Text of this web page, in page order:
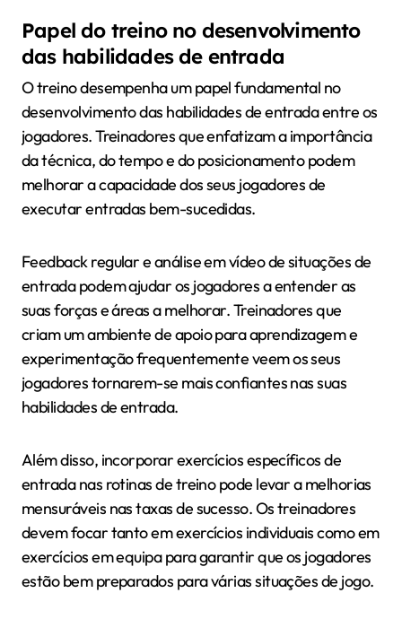
Papel do treino no desenvolvimento
das habilidades de entrada
O treino desempenha um papel fundamental no
desenvolvimento das habilidades de entrada entre os
jogadores. Treinadores que enfatizam a importância
da técnica, do tempo e do posicionamento podem
melhorar a capacidade dos seus jogadores de
executar entradas bem-sucedidas.
Feedback regular e análise em vídeo de situações de
entrada podem ajudar os jogadores a entender as
suas forças e áreas a melhorar. Treinadores que
criam um ambiente de apoio para aprendizagem e
experimentação frequentemente veem os seus
jogadores tornarem-se mais confiantes nas suas
habilidades de entrada.
Além disso, incorporar exercícios específicos de
entrada nas rotinas de treino pode levar a melhorias
mensuráveis nas taxas de sucesso. Os treinadores
devem focar tanto em exercícios individuais como em
exercícios em equipa para garantir que os jogadores
estão bem preparados para várias situações de jogo.